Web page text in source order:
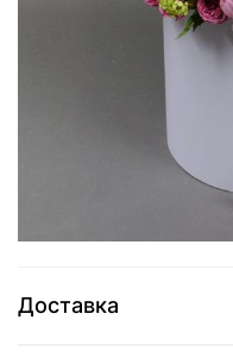
5 515 грн
Купити
Доставка